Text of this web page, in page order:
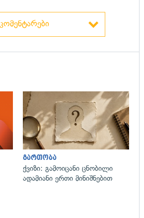
კომენტარები
გართობა
ქვიზი: გამოიცანი ცნობილი
ადამიანი ერთი მინიშნებით